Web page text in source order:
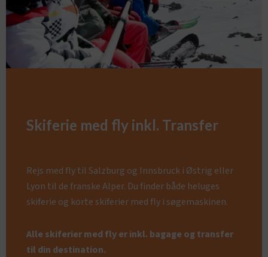
Skiferie med fly inkl. Transfer
Rejs med fly til Salzburg og Innsbruck i Østrig eller
Lyon til de franske Alper. Du finder både heluges
skiferie og korte skiferier med fly i søgemaskinen.
Alle skiferier med fly er inkl. bagage og transfer
til din destination.